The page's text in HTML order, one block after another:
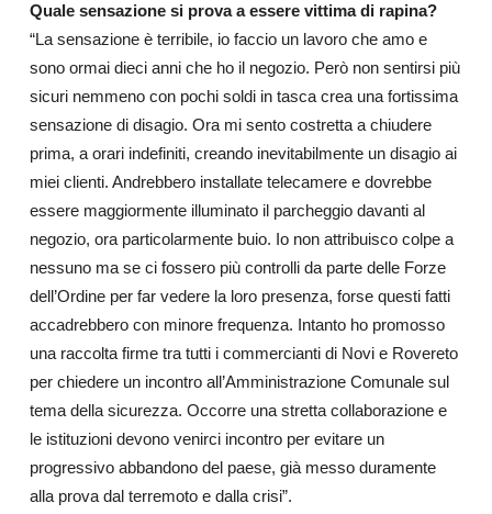
Quale sensazione si prova a essere vittima di rapina?
“La sensazione è terribile, io faccio un lavoro che amo e
sono ormai dieci anni che ho il negozio. Però non sentirsi più
sicuri nemmeno con pochi soldi in tasca crea una fortissima
sensazione di disagio. Ora mi sento costretta a chiudere
prima, a orari indefiniti, creando inevitabilmente un disagio ai
miei clienti. Andrebbero installate telecamere e dovrebbe
essere maggiormente illuminato il parcheggio davanti al
negozio, ora particolarmente buio. Io non attribuisco colpe a
nessuno ma se ci fossero più controlli da parte delle Forze
dell’Ordine per far vedere la loro presenza, forse questi fatti
accadrebbero con minore frequenza. Intanto ho promosso
una raccolta firme tra tutti i commercianti di Novi e Rovereto
per chiedere un incontro all’Amministrazione Comunale sul
tema della sicurezza. Occorre una stretta collaborazione e
le istituzioni devono venirci incontro per evitare un
progressivo abbandono del paese, già messo duramente
alla prova dal terremoto e dalla crisi”.